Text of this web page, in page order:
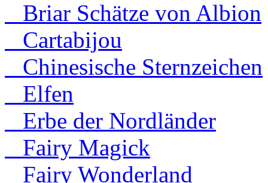
Briar Schätze von Albion
Cartabijou
Chinesische Sternzeichen
Elfen
Erbe der Nordländer
Fairy Magick
Fairy Wonderland